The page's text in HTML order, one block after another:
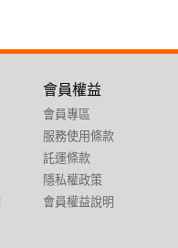
會員權益
會員專區
服務使用條款
託運條款
隱私權政策
會員權益說明